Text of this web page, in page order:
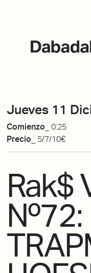
Jueves 11
Comienzo_ 0:25
Precio_ 5/7/10€
Rak$
Nº72: